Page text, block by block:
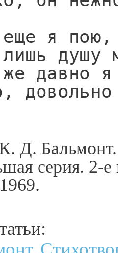
я пою,
душу
давно
Д.
серия. 2-